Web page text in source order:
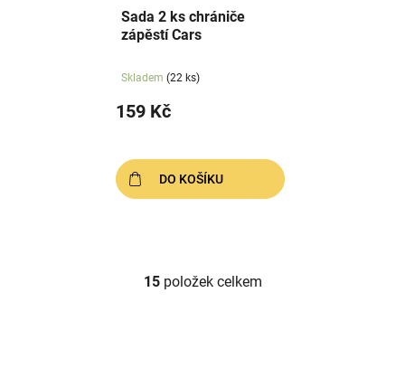
Sada 2 ks chrániče
zápěstí Cars
Skladem (22 ks)
159 Kč
DO KOŠÍKU
O
15položek celkem